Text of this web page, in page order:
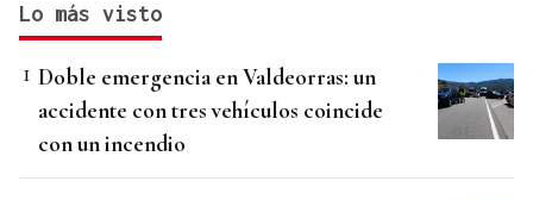
Lo más visto
Doble emergencia en Valdeorras: un
accidente con tres vehículos coincide
con un incendio